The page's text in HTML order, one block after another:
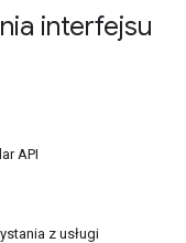
interfejsu
API
z usługi